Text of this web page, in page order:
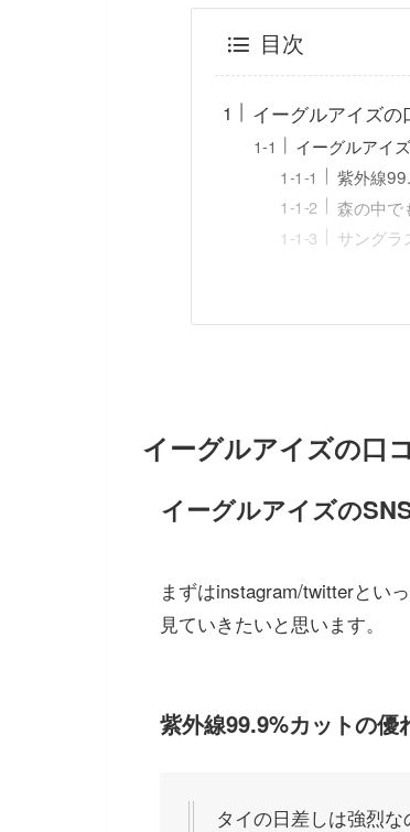
目次
イーグルアイズの
イーグルアイ
紫外線
森の中で
サングラ
イーグルアイズの口
イーグルアイズの
まずはinstagram/twitterとい
見ていきたいと思います。
紫外線99.9%カットの優
タイの日差しは強烈